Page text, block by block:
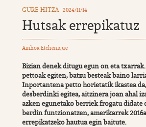
GURE HITZA | 2024/11/14
Hutsak errepikatuz
Ainhoa Etchenique
Bizian denek ditugu egun on eta
pettoak egiten, batzu besteak baino
Inportantena petto horietatik ikastea
desberdinki egitea, aitzinera joan ahal
azken egunetako berriek frogatu didate
berdin funtzionatzen, amerikarrek
errepikatzeko hautua egin baitute.